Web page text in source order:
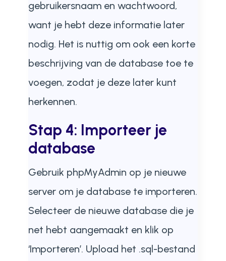
gebruikersnaam en wachtwoord,
want je hebt deze informatie later
nodig. Het is nuttig om ook een korte
beschrijving van de database toe te
voegen, zodat je deze later kunt
herkennen.
Stap 4: Importeer je
database
Gebruik phpMyAdmin op je nieuwe
server om je database te importeren.
Selecteer de nieuwe database die je
net hebt aangemaakt en klik op
‘Importeren’. Upload het .sql-bestand